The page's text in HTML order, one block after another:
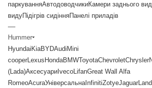
паркуванняАвтодоводчикиКамери заднього
видуПідігрів сидінняПанелі приладів
—
Hummer
Hyundai KiaBYDAudi Mini
cooperLexus HondaBMWToyotaChevroletChrysler
(Lada)Аксесуари IvecoLifanGreat Wall Alfa
RomeoAcuraУніверсальнаInfinitiZotyeJaguar